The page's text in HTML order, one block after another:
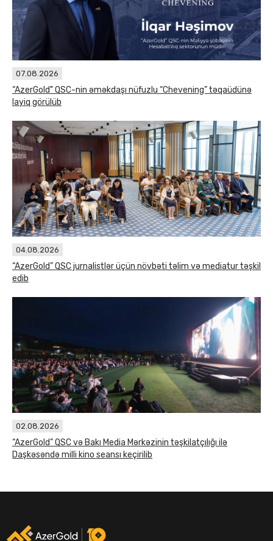
07.08.2026
“AzerGold" QSC-nin əməkdaşı nüfuzlu “Chevening” təqaüdünə
layiq görülüb
04.08.2026
“AzerGold” QSC jurnalistlər üçün növbəti təlim və mediatur təşkil
edib
02.08.2026
“AzerGold” QSC və Bakı Media Mərkəzinin təşkilatçılığı ilə
Daşkəsəndə milli kino seansı keçirilib